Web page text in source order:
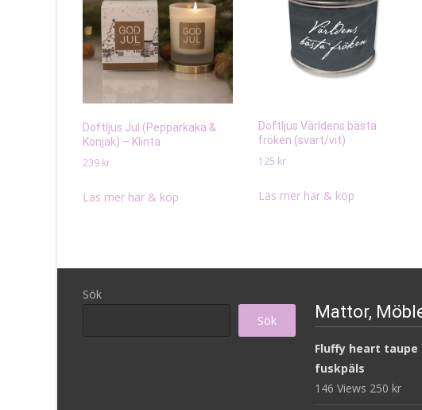
Doftljus Jul (Pepparkaka &
Konjak) – Klinta
239 kr
Läs mer här & köp
Doftljus Världens bästa
fröken (svart/vit)
125 kr
Läs mer här & köp
Sök
Sök
Mattor,
Fluffy heart taupe
fuskpäls
146 Views 250 kr